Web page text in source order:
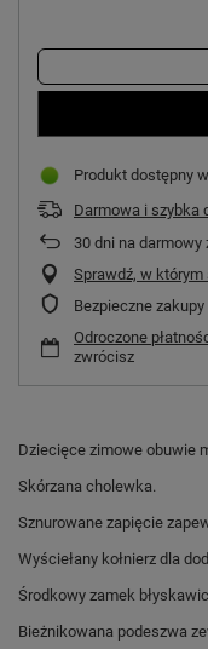
Produkt dostępny
Darmowa i szybka
30 dni na darmowy
Sprawdź, w
Bezpieczne zakupy
Odroczone
zwrócisz
Dziecięce zimowe obuwie
Skórzana cholewka.
Sznurowane zapięcie
Wyściełany kołnierz dla
Środkowy zamek
Bieżnikowana podeszwa